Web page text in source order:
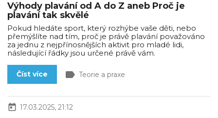
Výhody plavání od A do Z aneb Proč je
plavání tak skvělé
Pokud hledáte sport, který rozhýbe vaše děti, nebo
přemýšlíte nad tím, proč je právě plavání považováno
za jednu z nejpřínosnějších aktivit pro mladé lidi,
následující řádky jsou určené právě vám.
Číst více label Teorie a praxe
today 17.03.2025, 21:12